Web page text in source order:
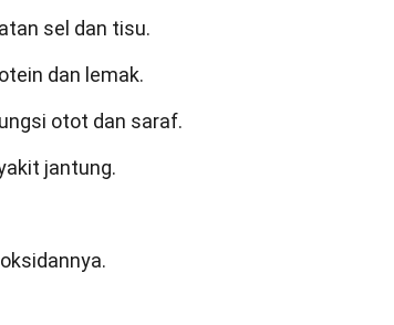
sel dan tisu.
dan lemak.
otot dan saraf.
jantung.